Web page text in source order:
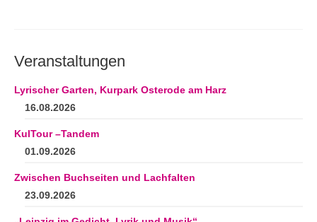
Veranstaltungen
Lyrischer Garten, Kurpark Osterode am Harz
16.08.2026
KulTour –Tandem
01.09.2026
Zwischen Buchseiten und Lachfalten
23.09.2026